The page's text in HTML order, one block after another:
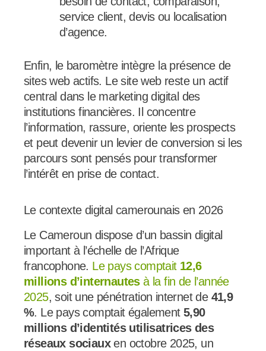
service client, devis ou localisation
d’agence.
Enfin, le baromètre intègre la présence de
sites web actifs. Le site web reste un actif
central dans le marketing digital des
institutions financières. Il concentre
l’information, rassure, oriente les prospects
et peut devenir un levier de conversion si les
parcours sont pensés pour transformer
l’intérêt en prise de contact.
Le contexte digital camerounais en 2026
Le Cameroun dispose d’un bassin digital
important à l’échelle de l’Afrique
francophone. Le pays comptait 12,6
millions d’internautesà la fin de l’année
2025, soit une pénétration internet de 41,9
%. Le pays comptait également5,90
millions d’identités utilisatrices des
réseaux sociauxen octobre 2025, un